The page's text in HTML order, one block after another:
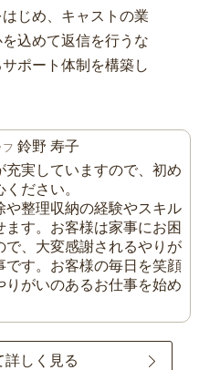
じめ、キャストの業
込めて返信を行うな
ポート体制を構築し
フ 鈴野 寿子
充実していますので、初め
ださい。
や整理収納の経験やスキル
ます。お客様は家事にお困
で、大変感謝されるやりが
です。お客様の毎日を笑顔
りがいのあるお仕事を始め
詳しく見る